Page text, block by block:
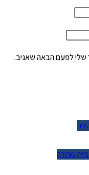
לפעם הבאה שאגיב.
מהירה